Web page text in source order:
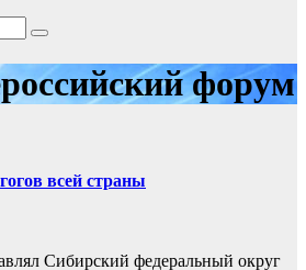
форум
всей страны
Сибирский федеральный округ